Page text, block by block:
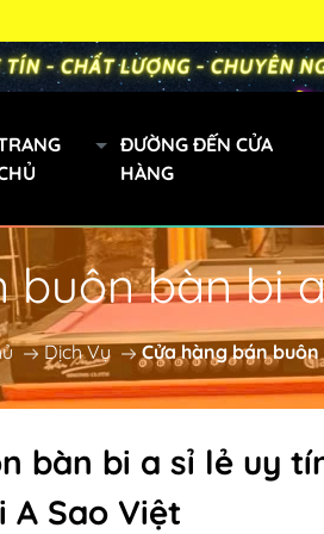
ĐƯỜNG ĐẾN CỬA
HÀNG
Gậy bi a
Cơ Bida
Gậy Fury
buôn bàn bi
Dịch Vụ Cửa hàng bán
bàn bi a sỉ lẻ uy
A Sao Việt